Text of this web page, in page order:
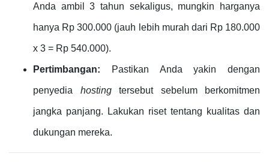
Anda ambil 3 tahun sekaligus, mungkin harganya
hanya Rp 300.000 (jauh lebih murah dari Rp 180.000
x 3 = Rp 540.000).
Pertimbangan: Pastikan Anda yakin dengan
penyedia hostingtersebut sebelum berkomitmen
jangka panjang. Lakukan riset tentang kualitas dan
dukungan mereka.